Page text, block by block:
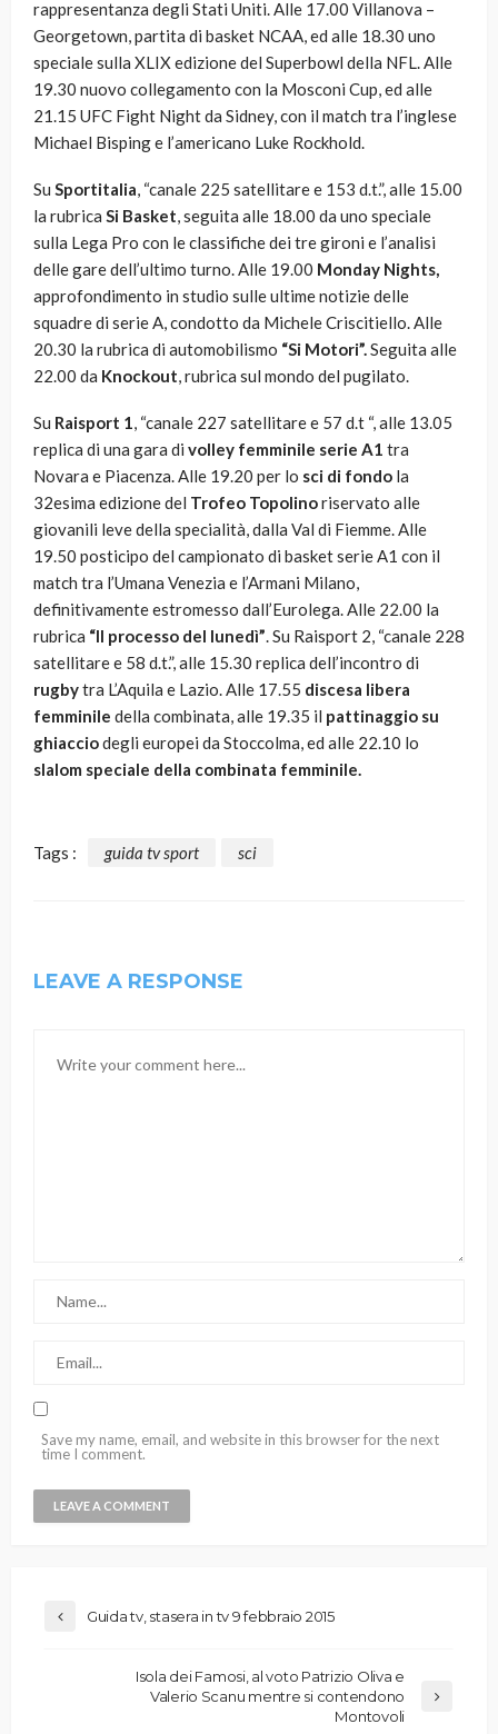
rappresentanza degli Stati Uniti. Alle 17.00 Villanova –
Georgetown, partita di basket NCAA, ed alle 18.30 uno
speciale sulla XLIX edizione del Superbowl della NFL. Alle
19.30 nuovo collegamento con la Mosconi Cup, ed alle
21.15 UFC Fight Night da Sidney, con il match tra l’inglese
Michael Bisping e l’americano Luke Rockhold.
Su Sportitalia, “canale 225 satellitare e 153 d.t.”, alle 15.00
la rubrica Si Basket, seguita alle 18.00 da uno speciale
sulla Lega Pro con le classifiche dei tre gironi e l’analisi
delle gare dell’ultimo turno. Alle 19.00 Monday Nights,
approfondimento in studio sulle ultime notizie delle
squadre di serie A, condotto da Michele Criscitiello. Alle
20.30 la rubrica di automobilismo “Si Motori”.Seguita alle
22.00 da Knockout, rubrica sul mondo del pugilato.
Su Raisport 1, “canale 227 satellitare e 57 d.t “, alle 13.05
replica di una gara di volley femminile serie A1 tra
Novara e Piacenza. Alle 19.20 per lo sci di fondo la
32esima edizione del Trofeo Topolinoriservato alle
giovanili leve della specialità, dalla Val di Fiemme. Alle
19.50 posticipo del campionato di basket serie A1 con il
match tra l’Umana Venezia e l’Armani Milano,
definitivamente estromesso dall’Eurolega. Alle 22.00 la
rubrica “Il processo del lunedì”. Su Raisport 2, “canale 228
satellitare e 58 d.t.”, alle 15.30 replica dell’incontro di
rugbytra L’Aquila e Lazio. Alle 17.55 discesa libera
femminile della combinata, alle 19.35 il pattinaggio su
ghiacciodegli europei da Stoccolma, ed alle 22.10 lo
slalom speciale della combinata femminile.
Tags : guida tv sport sci
LEAVE A RESPONSE
Save my name, email, and website in this browser for the next
time I comment.
Guida tv, stasera in tv 9 febbraio 2015
Isola dei Famosi, al voto Patrizio Oliva e
Valerio Scanu mentre si contendono
Montovoli